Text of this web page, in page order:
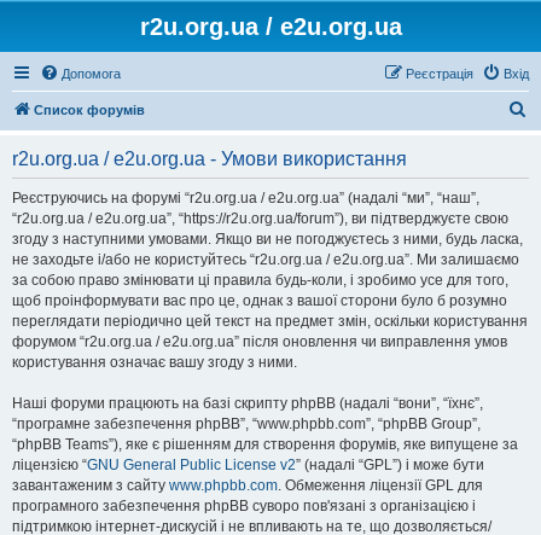
r2u.org.ua / e2u.org.ua
Допомога Вхід
Реєстрація
Список форумів
r2u.org.ua / e2u.org.ua - Умови використання
Реєструючись на форумі “r2u.org.ua / e2u.org.ua” (надалі “ми”, “наш”,
“r2u.org.ua / e2u.org.ua”, “https://r2u.org.ua/forum”), ви підтверджуєте свою
згоду з наступними умовами. Якщо ви не погоджуєтесь з ними, будь ласка,
не заходьте і/або не користуйтесь “r2u.org.ua / e2u.org.ua”. Ми залишаємо
за собою право змінювати ці правила будь-коли, і зробимо усе для того,
щоб проінформувати вас про це, однак з вашої сторони було б розумно
переглядати періодично цей текст на предмет змін, оскільки користування
форумом “r2u.org.ua / e2u.org.ua” після оновлення чи виправлення умов
користування означає вашу згоду з ними.
Наші форуми працюють на базі скрипту phpBB (надалі “вони”, “їхнє”,
“програмне забезпечення phpBB”, “www.phpbb.com”, “phpBB Group”,
“phpBB Teams”), яке є рішенням для створення форумів, яке випущене за
ліцензією “GNU General Public License v2” (надалі “GPL”) і може бути
завантаженим з сайту www.phpbb.com. Обмеження ліцензії GPL для
програмного забезпечення phpBB суворо пов'язані з організацією і
підтримкою інтернет-дискусій і не впливають на те, що дозволяється/